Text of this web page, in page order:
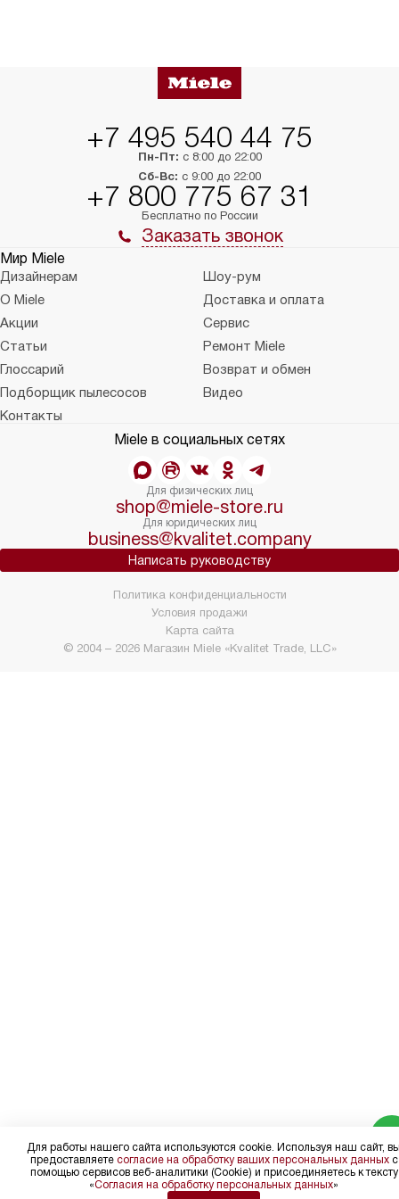
+7 495 540 44 75
Пн-Пт: с 8:00 до 22:00
Сб-Вс: с 9:00 до 22:00
+7 800 775 67 31
Бесплатно по России
Заказать звонок
Мир Miele
Дизайнерам
Шоу-рум
О Miele
Доставка и оплата
Акции
Сервис
Статьи
Ремонт Miele
Глоссарий
Возврат и обмен
Подборщик пылесосов
Видео
Контакты
Miele в социальных сетях
Для физических лиц
shop@miele-store.ru
Для юридических лиц
business@kvalitet.company
Написать руководству
© 2004 – 2026 Магазин Miele «Kvalitet Trade, LLC»
Политика конфиденциальности
Условия продажи
Карта сайта
Для работы нашего сайта используются cookie. Используя наш сайт,
предоставляете согласие на обработку ваших персональных данныхс
помощью сервисов веб-аналитики (Cookie) и присоединяетесь к тексту
«Согласия на обработку персональных данных»